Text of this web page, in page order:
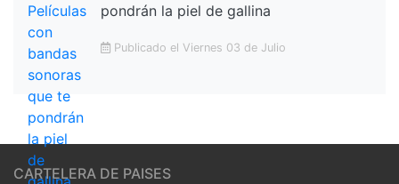
pondrán la piel de gallina
Publicado el Viernes 03 de Julio
CARTELERA DE PAISES